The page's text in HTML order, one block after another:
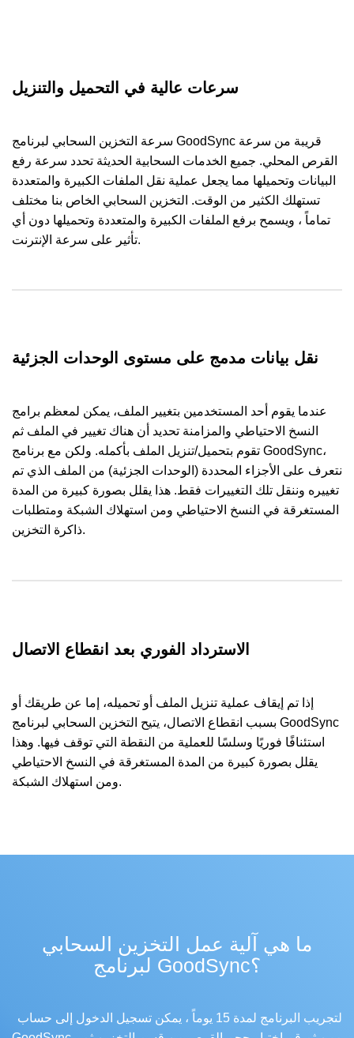
سرعات عالية في التحميل والتنزيل
سرعة التخزين السحابي لبرنامج GoodSync قريبة من سرعة
القرص المحلي. جميع الخدمات السحابية الحديثة تحدد سرعة رفع
البيانات وتحميلها مما يجعل عملية نقل الملفات الكبيرة والمتعددة
تستهلك الكثير من الوقت. التخزين السحابي الخاص بنا مختلف
تماماً ، ويسمح برفع الملفات الكبيرة والمتعددة وتحميلها دون أي
تأثير على سرعة الإنترنت.
نقل بيانات مدمج على مستوى الوحدات الجزئية
عندما يقوم أحد المستخدمين بتغيير الملف، يمكن لمعظم برامج
النسخ الاحتياطي والمزامنة تحديد أن هناك تغيير في الملف ثم
تقوم بتحميل/تنزيل الملف بأكمله. ولكن مع برنامج GoodSync،
نتعرف على الأجزاء المحددة (الوحدات الجزئية) من الملف الذي تم
تغييره وننقل تلك التغييرات فقط. هذا يقلل بصورة كبيرة من المدة
المستغرقة في النسخ الاحتياطي ومن استهلاك الشبكة ومتطلبات
ذاكرة التخزين.
الاسترداد الفوري بعد انقطاع الاتصال
إذا تم إيقاف عملية تنزيل الملف أو تحميله، إما عن طريقك أو
بسبب انقطاع الاتصال، يتيح التخزين السحابي لبرنامج GoodSync
استئنافًا فوريًا وسلسًا للعملية من النقطة التي توقف فيها. وهذا
يقلل بصورة كبيرة من المدة المستغرقة في النسخ الاحتياطي
ومن استهلاك الشبكة.
ما هي آلية عمل التخزين السحابي
لبرنامج GoodSync؟
لتجريب البرنامج لمدة 15 يوماً ، يمكن تسجيل الدخول إلى حساب